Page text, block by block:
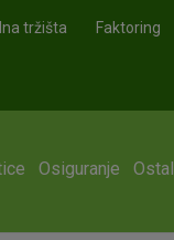
tržišta Faktoring
Osiguranje